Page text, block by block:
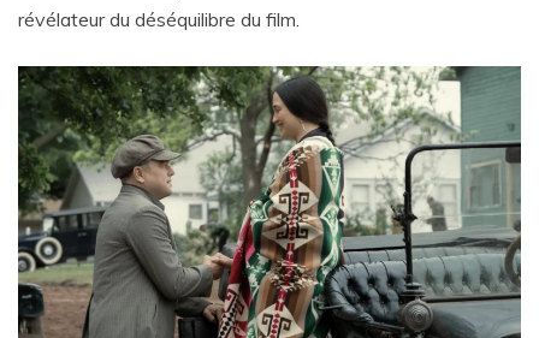
révélateur du déséquilibre du film.